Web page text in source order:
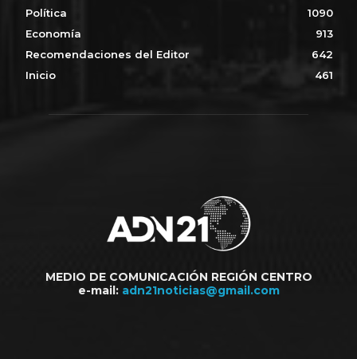
Política
1090
Economía
913
Recomendaciones del Editor
642
Inicio
461
MEDIO DE COMUNICACIÓN REGIÓN CENTRO
e-mail: adn21noticias@gmail.com